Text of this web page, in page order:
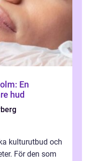
En
hud
kulturutbud och
För den som